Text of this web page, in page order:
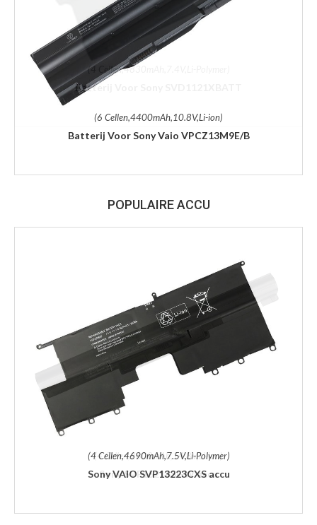
(6 Cellen,4400mAh,10.8V,Li-ion)
Batterij Voor Sony Vaio VPCZ13M9E/B
POPULAIRE ACCU
(4 Cellen,4690mAh,7.5V,Li-Polymer)
Sony VAIO SVP13223CXS accu